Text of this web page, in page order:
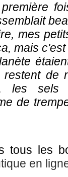
mes
mais
de
les sels
de
tous les
en